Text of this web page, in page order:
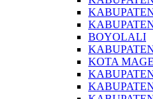
BOYOLALI
KOTA